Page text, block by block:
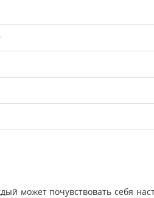
может почувствовать себя